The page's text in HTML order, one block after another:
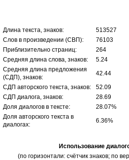
Длина текста, знаков:
513527
Слов в произведении (СВП):
76103
Приблизительно страниц:
264
Средняя длина слова, знаков:
5.24
Средняя длина предложения
(СДП), знаков:
42.44
СДП авторского текста, знаков:
52.09
СДП диалога, знаков:
28.69
Доля диалогов в тексте:
28.07%
Доля авторского текста в
диалогах:
6.36%
Использование
(по горизонтали: счётчик знаков; по